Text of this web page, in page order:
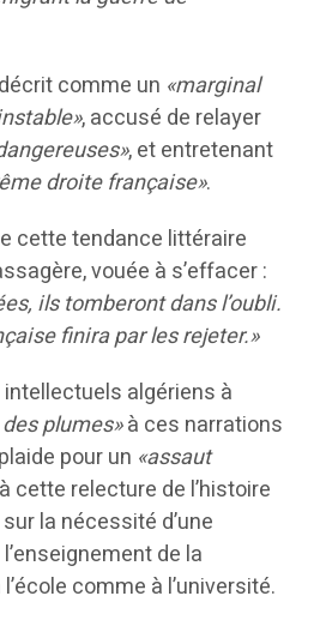
comme un «marginal
, accusé de relayer
, et entretenant
droite française».
cette tendance littéraire
vouée à s’effacer :
ils tomberont dans l’oubli.
finira par les rejeter.»
intellectuels algériens à
plumes»à ces narrations
pour un «assaut
cette relecture de l’histoire
la nécessité d’une
de la
comme à l’université.